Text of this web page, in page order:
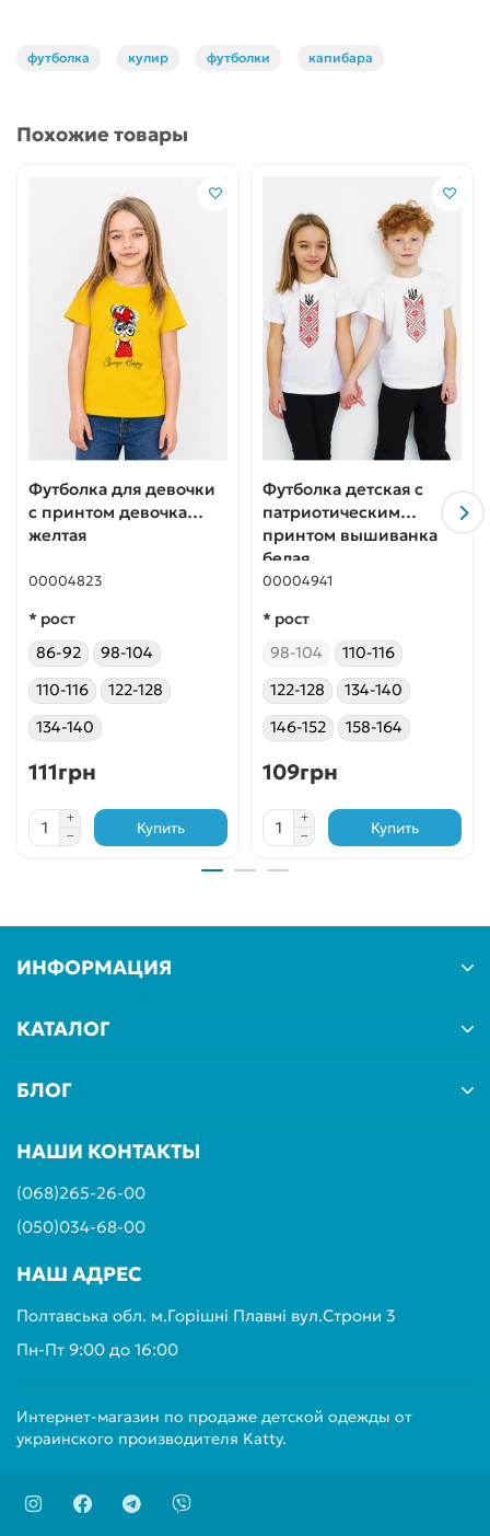
футболка кулир футболки капибара
Похожие товары
Футболка для девочки
с принтом девочка
желтая
00004823
* рост
86-92
98-104
110-116
122-128
134-140
111грн
Купить
Футболка детская с
патриотическим
принтом вышиванка
белая
00004941
* рост
98-104
110-116
122-128
134-140
146-152
158-164
109грн
Купить
ИНФОРМАЦИЯ
КАТАЛОГ
БЛОГ
НАШИ КОНТАКТЫ
(068)265-26-00
(050)034-68-00
НАШ АДРЕС
Полтавська обл. м.Горішні Плавні вул.Строни 3
Пн-Пт 9:00 до 16:00
Интернет-магазин по продаже детской одежды от
украинского производителя Katty.